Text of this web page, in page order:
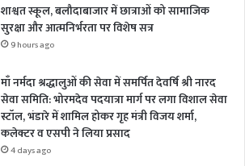
शाश्वत स्कूल, बलौदाबाजार में छात्राओं को सामाजिक
सुरक्षा और आत्मनिर्भरता पर विशेष सत्र
9 hours ago
माँ नर्मदा श्रद्धालुओं की सेवा में समर्पित देवर्षि श्री नारद
सेवा समिति: भोरमदेव पदयात्रा मार्ग पर लगा विशाल सेवा
स्टॉल, भंडारे में शामिल होकर गृह मंत्री विजय शर्मा,
कलेक्टर व एसपी ने लिया प्रसाद
4 days ago